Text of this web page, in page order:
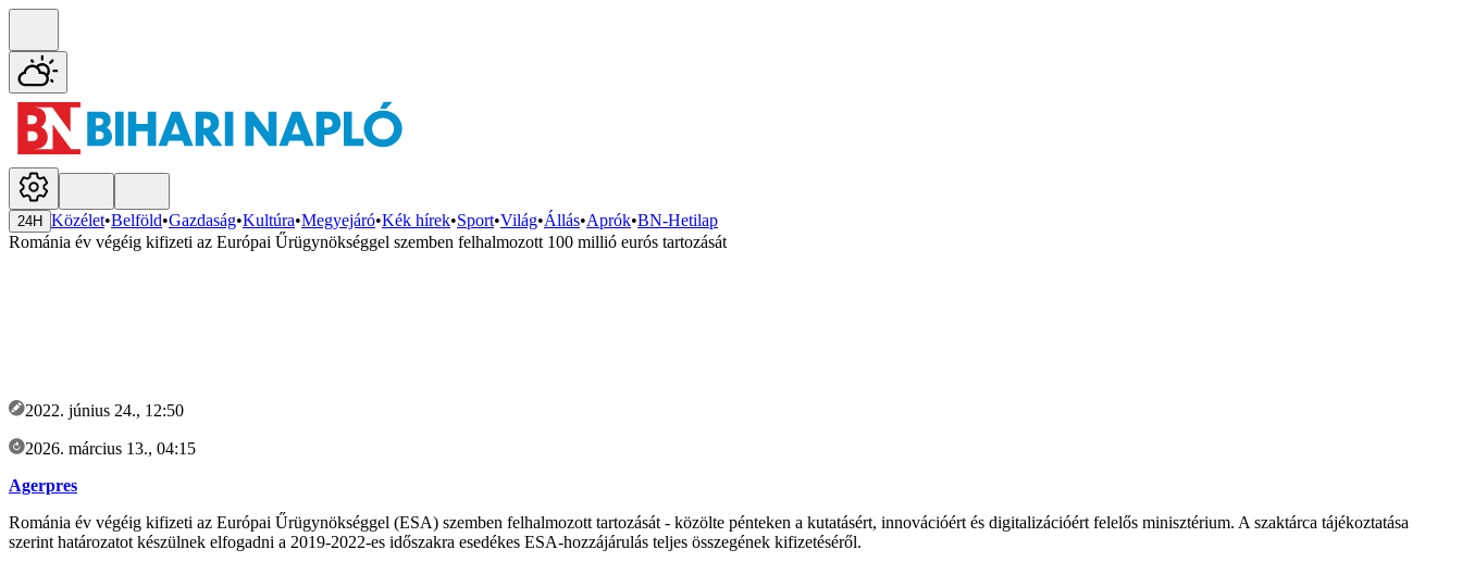
24H Közélet•Belföld•Gazdaság•Kultúra•Megyejáró•Kék hírek•Sport•Világ•Állás•Aprók•BN-Hetilap
Románia év végéig kifizeti az Európai Űrügynökséggel szemben felhalmozott 100 millió eurós tartozását
2022. június 24., 12:50
2026. március 13., 04:15
Agerpres
Románia év végéig kifizeti az Európai Űrügynökséggel (ESA) szemben felhalmozott tartozását - közölte pénteken a kutatásért, innovációért és digitalizációért felelős minisztérium. A szaktárca tájékoztatása
szerint határozatot készülnek elfogadni a 2019-2022-es időszakra esedékes ESA-hozzájárulás teljes összegének kifizetéséről.